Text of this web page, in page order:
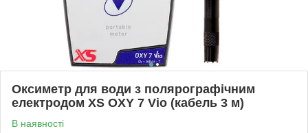
Оксиметр для води з полярографічним
електродом XS OXY 7 Vio (кабель 3 м)
В наявності